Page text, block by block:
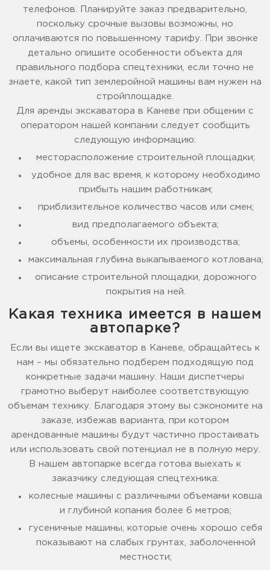
телефонов. Планируйте заказ предварительно,
поскольку срочные вызовы возможны, но
оплачиваются по повышенному тарифу. При звонке
детально опишите особенности объекта для
правильного подбора спецтехники, если точно не
знаете, какой тип землеройной машины вам нужен на
стройплощадке.
Для аренды экскаватора в Каневе при общении с
оператором нашей компании следует сообщить
следующую информацию:
месторасположение строительной площадки;
удобное для вас время, к которому необходимо
прибыть нашим работникам;
приблизительное количество часов или смен;
вид предполагаемого объекта;
объемы, особенности их производства;
максимальная глубина выкапываемого котлована;
описание строительной площадки, дорожного
покрытия на ней.
Какая техника имеется в нашем
автопарке?
Если вы ищете экскаватор в Каневе, обращайтесь к
нам – мы обязательно подберем подходящую под
конкретные задачи машину. Наши диспетчеры
грамотно выберут наиболее соответствующую
объемам технику. Благодаря этому вы сэкономите на
заказе, избежав варианта, при котором
арендованные машины будут частично простаивать
или использовать свой потенциал не в полную меру.
В нашем автопарке всегда готова выехать к
заказчику следующая спецтехника:
колесные машины с различными объемами ковша
и глубиной копания более 6 метров;
гусеничные машины, которые очень хорошо себя
показывают на слабых грунтах, заболоченной
местности;